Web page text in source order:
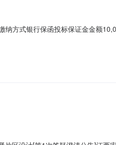
方式银行保函投标保证金金额